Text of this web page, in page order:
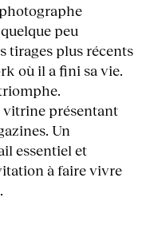
peu
tirages plus récents
où il a fini sa vie.
vitrine présentant
Un
essentiel et
à faire vivre